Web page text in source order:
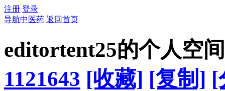
注册 登录
导航中医药 返回首页
editortent25的个人空间
1121643 [收藏] [复制] [